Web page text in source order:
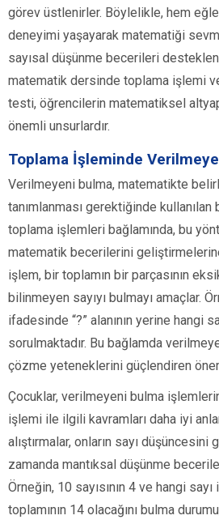
görev üstlenirler. Böylelikle, hem
deneyimi yaşayarak matematiği
sayısal düşünme becerileri
matematik dersinde toplama işlemi
testi, öğrencilerin matematiksel
önemli unsurlardır.
Toplama İşleminde
Verilmeyeni bulma, matematikte
tanımlanması gerektiğinde
toplama işlemleri bağlamında, bu
matematik becerilerini
işlem, bir toplamın bir parçasının
bilinmeyen sayıyı bulmayı amaçlar.
ifadesinde “?” alanının yerine hangi
sorulmaktadır. Bu bağlamda
çözme yeteneklerini güçlendiren
Çocuklar, verilmeyeni bulma
işlemi ile ilgili kavramları daha iyi
alıştırmalar, onların sayı düşüncesini
zamanda mantıksal düşünme
Örneğin, 10 sayısının 4 ve hangi sayı
toplamının 14 olacağını bulma